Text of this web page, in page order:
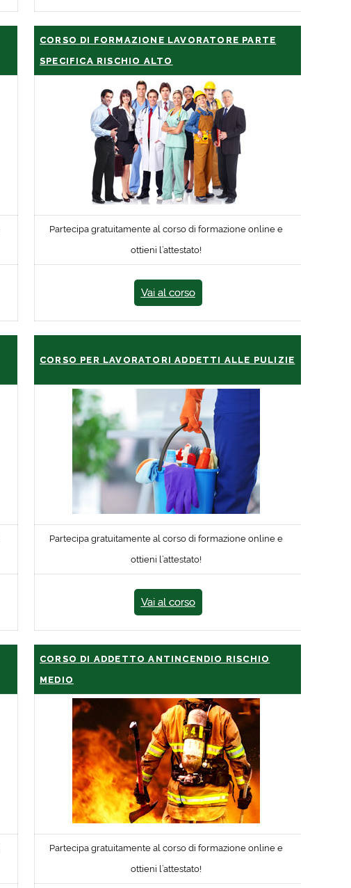
CORSO DI FORMAZIONE LAVORATORE PARTE
SPECIFICA RISCHIO ALTO
Partecipa gratuitamente al corso di formazione online e
ottieni l’attestato!
Vai al corso
CORSO PER LAVORATORI ADDETTI ALLE PULIZIE
Partecipa gratuitamente al corso di formazione online e
ottieni l’attestato!
Vai al corso
CORSO DI ADDETTO ANTINCENDIO RISCHIO
MEDIO
Partecipa gratuitamente al corso di formazione online e
ottieni l’attestato!